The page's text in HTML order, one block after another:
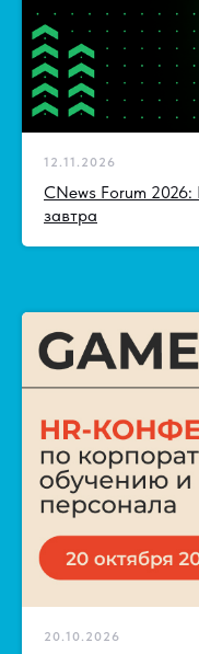
12.11.2026
CNews Forum
завтра
20.10.2026